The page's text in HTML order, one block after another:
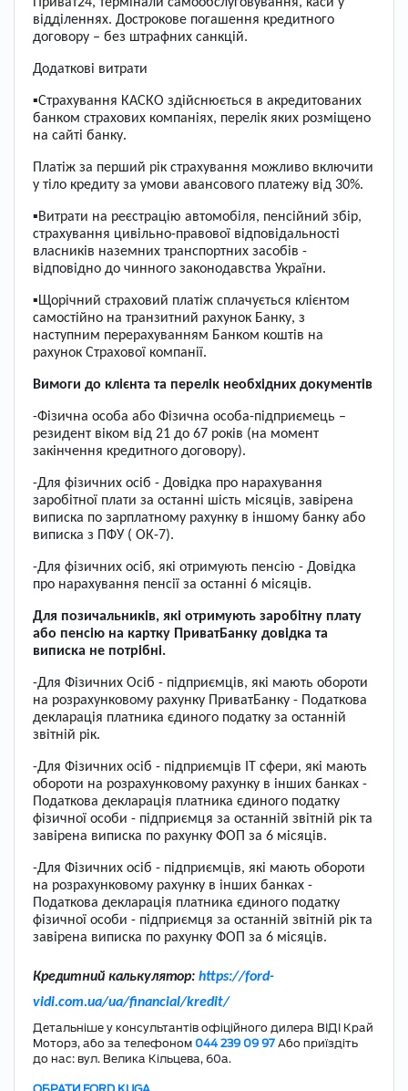
Приват24, термінали самообслуговування, каси у
відділеннях. Дострокове погашення кредитного
договору – без штрафних санкцій.
Додаткові витрати
▪Страхування КАСКО здійснюється в акредитованих
банком страхових компаніях, перелік яких розміщено
на сайті банку.
Платіж за перший рік страхування можливо включити
у тіло кредиту за умови авансового платежу від 30%.
▪Витрати на реєстрацію автомобіля, пенсійний збір,
страхування цивільно-правової відповідальності
власників наземних транспортних засобів -
відповідно до чинного законодавства України.
▪Щорічний страховий платіж сплачується клієнтом
самостійно на транзитний рахунок Банку, з
наступним перерахуванням Банком коштів на
рахунок Страхової компанії.
Вимоги до клієнта та перелік необхідних документів
-Фізична особа або Фізична особа-підприємець –
резидент віком від 21 до 67 років (на момент
закінчення кредитного договору).
-Для фізичних осіб - Довідка про нарахування
заробітної плати за останні шість місяців, завірена
виписка по зарплатному рахунку в іншому банку або
виписка з ПФУ ( ОК-7).
-Для фізичних осіб, які отримують пенсію - Довідка
про нарахування пенсії за останні 6 місяців.
Для позичальників, які отримують заробітну плату
або пенсію на картку ПриватБанку довідка та
виписка не потрібні.
-Для Фізичних Осіб - підприємців, які мають обороти
на розрахунковому рахунку ПриватБанку - Податкова
декларація платника єдиного податку за останній
звітній рік.
-Для Фізичних осіб - підприємців IT сфери, які мають
обороти на розрахунковому рахунку в інших банках -
Податкова декларація платника єдиного податку
фізичної особи - підприємця за останній звітній рік та
завірена виписка по рахунку ФОП за 6 місяців.
-Для Фізичних осіб - підприємців, які мають обороти
на розрахунковому рахунку в інших банках -
Податкова декларація платника єдиного податку
фізичної особи - підприємця за останній звітній рік та
завірена виписка по рахунку ФОП за 6 місяців.
Кредитний калькулятор: https://ford-
vidi.com.ua/ua/financial/kredit/
Детальніше у консультантів офіційного дилера ВІДІ Край
Моторз, або за телефоном 044 239 09 97 Або приїздіть
до нас: вул. Велика Кільцева, 60а.